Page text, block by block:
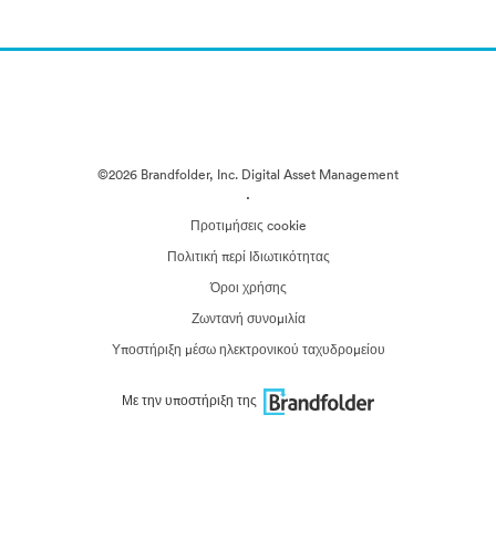
©2026 Brandfolder, Inc. Digital Asset Management
·
Προτιμήσεις cookie
Πολιτική περί Ιδιωτικότητας
Όροι χρήσης
Ζωντανή συνομιλία
Υποστήριξη μέσω ηλεκτρονικού ταχυδρομείου
Με την υποστήριξη της